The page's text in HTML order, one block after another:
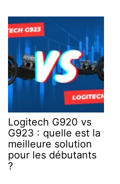
Logitech G920 vs
G923 : quelle est la
meilleure solution
pour les débutants
?